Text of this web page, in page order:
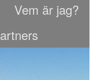
Vem är jag?